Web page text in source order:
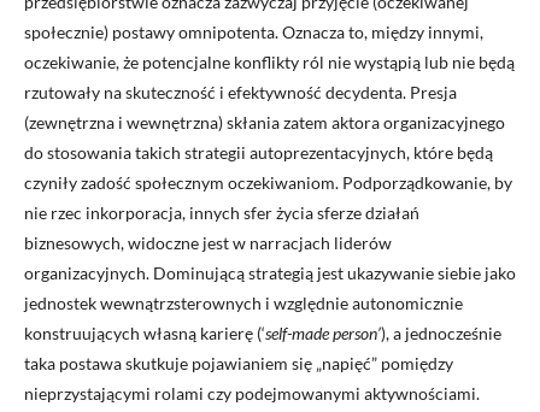
społecznie) postawy omnipotenta. Oznacza to, między innymi,
oczekiwanie, że potencjalne konflikty ról nie wystąpią lub nie będą
rzutowały na skuteczność i efek­tywność decydenta. Presja
(zewnętrzna i wewnętrzna) skłania zatem aktora organizacyjnego
do sto­sowania takich strategii autoprezentacyjnych, które będą
czyniły zadość społecznym oczekiwaniom. Podporządkowanie, by
nie rzec inkorporacja, innych sfer życia sferze działań
biznesowych, widoczne jest w narracjach liderów
organizacyjnych. Dominującą strategią jest ukazywanie siebie jako
jedno­stek wewnątrzsterownych i względnie autonomicznie
konstruujących własną karierę (‘self-made per­son’), a jednocześnie
taka postawa skutkuje pojawianiem się „napięć” pomiędzy
nieprzystającymi rolami czy podejmowanymi aktywnościami.